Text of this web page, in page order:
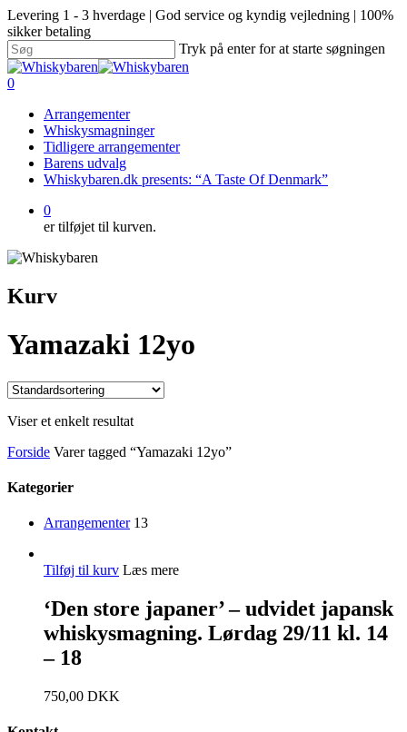
Levering 1 - 3 hverdage | God service og kyndig vejledning | 100%
sikker betaling
Tryk på enter for at starte søgningen
0
Arrangementer
Whiskysmagninger
Tidligere arrangementer
Barens udvalg
Whiskybaren.dk presents: “A Taste Of Denmark”
0
er tilføjet til kurven.
Kurv
Yamazaki 12yo
Viser et enkelt resultat
Forside Varer tagged “Yamazaki 12yo”
Kategorier
Arrangementer 13
Tilføj til kurv Læs mere
‘Den store japaner’ – udvidet japansk
whiskysmagning. Lørdag 29/11 kl. 14
– 18
750,00 DKK